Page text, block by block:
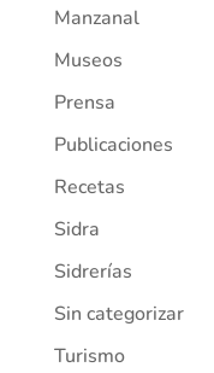
Manzanal
Museos
Prensa
Publicaciones
Recetas
Sidra
Sidrerías
Sin categorizar
Turismo